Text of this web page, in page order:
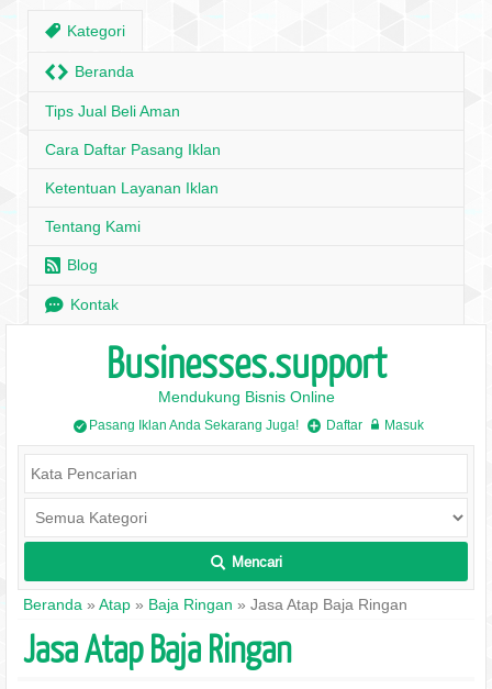
, Kategori
H Beranda
Tips Jual Beli Aman
Cara Daftar Pasang Iklan
Ketentuan Layanan Iklan
Tentang Kami
r Blog
e Kontak
Businesses.support
Mendukung Bisnis Online
/ Pasang Iklan Anda Sekarang Juga! + Daftar w Masuk
L Mencari
Beranda » Atap » Baja Ringan » Jasa Atap Baja Ringan
Jasa Atap Baja Ringan